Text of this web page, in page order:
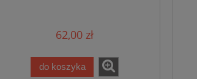
62,00 zł
do koszyka